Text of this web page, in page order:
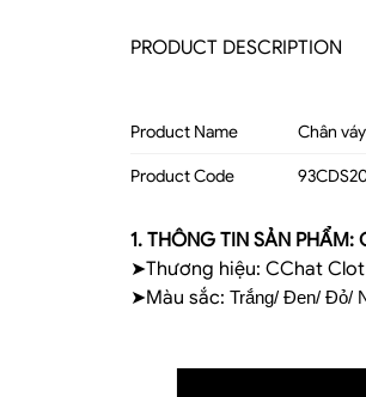
PRODUCT DESCRIPTION
Product Name Chân
Product Code
1. THÔNG TIN SẢN
➤Thương hiệu: CChat
➤Màu sắc:Trắng/ Đen/ Đỏ/